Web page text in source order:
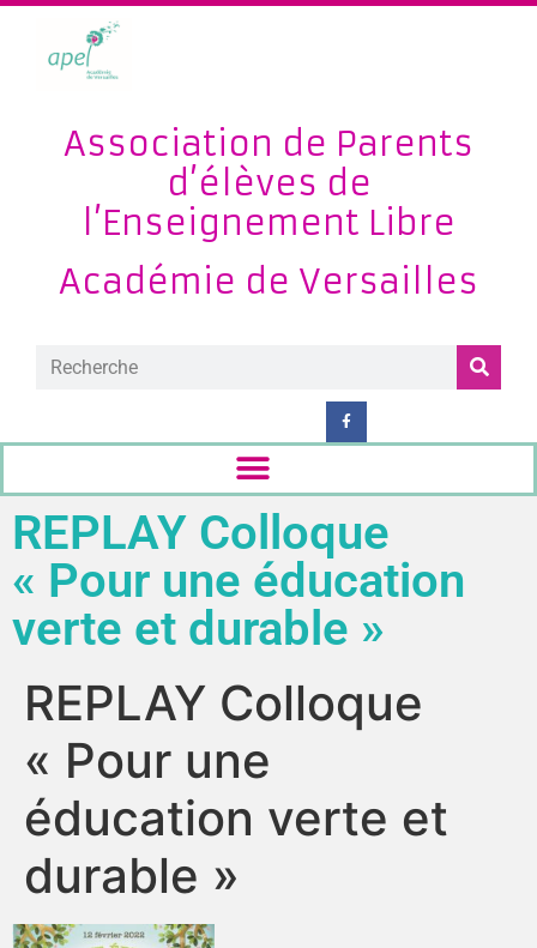
Association de Parents
d’élèves de
l’Enseignement Libre
Académie de Versailles
REPLAY Colloque
« Pour une éducation
verte et durable »
REPLAY Colloque
« Pour une
éducation verte et
durable »